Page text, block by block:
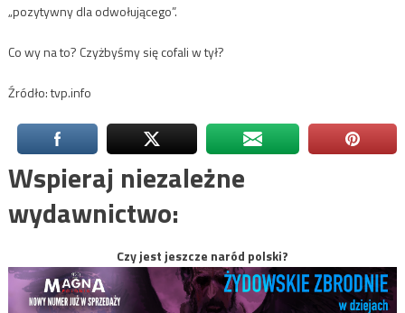
„pozytywny dla odwołującego”.
Co wy na to? Czyżbyśmy się cofali w tył?
Źródło: tvp.info
Wspieraj niezależne
wydawnictwo:
Czy jest jeszcze naród polski?